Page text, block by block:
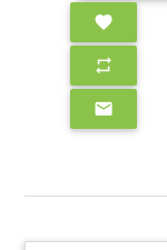
favorite
repeat
email